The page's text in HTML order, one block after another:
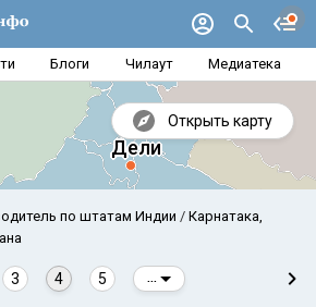
Блоги Чилаут Медиатека
Открыть карту
по штатам Индии
Карнатака,
3 4 5